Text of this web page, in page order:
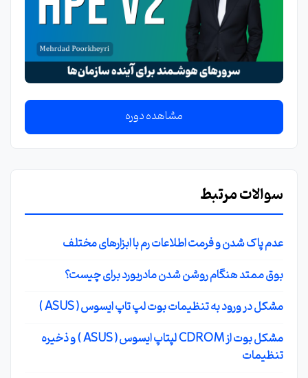
مشاهده دوره
سوالات مرتبط
عدم پاک شدن و فرمت اطلاعات رم با ابزارهای مختلف
بوق ممتد هنگام روشن شدن مادربورد برای چیست؟
مشکل در ورود به تنظیمات بوت لپ تاپ ایسوس ( ASUS )
مشکل بوت از CDROM لپتاپ ایسوس ( ASUS ) و ذخیره
تنظیمات